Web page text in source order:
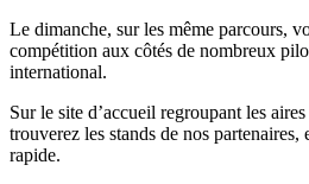
Le dimanche, sur les même parcours,
compétition aux côtés de nombreux
international.
Sur le site d’accueil regroupant les
trouverez les stands de nos partenaires,
rapide.